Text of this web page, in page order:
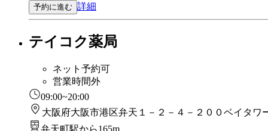
予約に進む 詳細
テイコク薬局
ネット予約可
営業時間外
09:00~20:00
大阪府大阪市港区弁天１－２－４－２００ベイタワ
弁天町駅から165m